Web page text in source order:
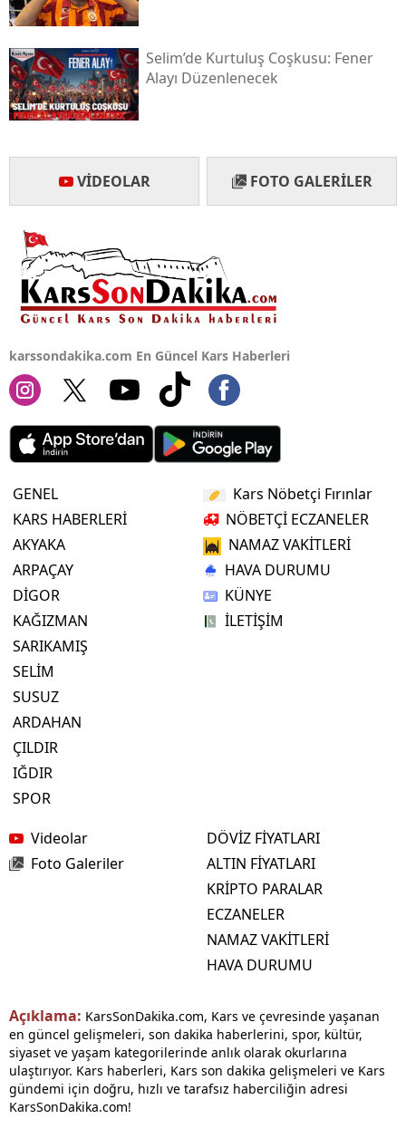
Bayburt
Batman
Yalova
Düzce
Selim’de Kurtuluş Coşkusu: Fener
Alayı Düzenlenecek
VIDEOLAR FOTO GALERILER
karssondakika.com En Güncel Kars Haberleri
GENEL
KARS HABERLERİ
AKYAKA
ARPAÇAY
DİGOR
KAĞIZMAN
SARIKAMIŞ
SELİM
SUSUZ
ARDAHAN
ÇILDIR
IĞDIR
SPOR
Kars Nöbetçi Fırınlar
NÖBETÇİ ECZANELER
NAMAZ VAKİTLERİ
HAVA DURUMU
KÜNYE
İLETİŞİM
Videolar
Foto Galeriler
DÖVİZ FİYATLARI
ALTIN FİYATLARI
KRİPTO PARALAR
ECZANELER
NAMAZ VAKİTLERİ
HAVA DURUMU
Açıklama: KarsSonDakika.com, Kars ve çevresinde yaşanan
en güncel gelişmeleri, son dakika haberlerini, spor, kültür,
siyaset ve yaşam kategorilerinde anlık olarak okurlarına
ulaştırıyor. Kars haberleri, Kars son dakika gelişmeleri ve Kars
gündemi için doğru, hızlı ve tarafsız haberciliğin adresi
KarsSonDakika.com!